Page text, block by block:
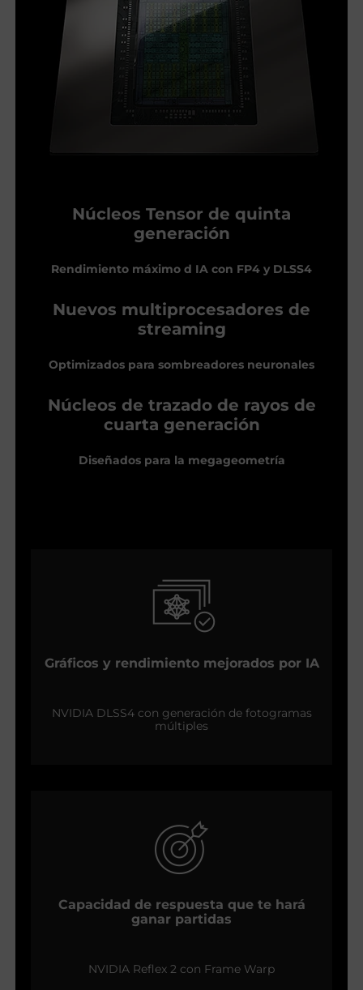
Núcleos Tensor de quinta
generación
Rendimiento máximo d IA con FP4 y DLSS4
Nuevos multiprocesadores de
streaming
Optimizados para sombreadores neuronales
Núcleos de trazado de rayos de
cuarta generación
Diseñados para la megageometría
Gráficos y rendimiento mejorados por IA
NVIDIA DLSS4 con generación de fotogramas
múltiples
Capacidad de respuesta que te hará
ganar partidas
NVIDIA Reflex 2 con Frame Warp